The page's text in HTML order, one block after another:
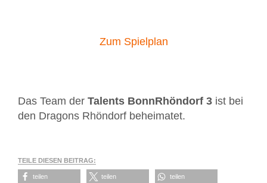
Zum Spielplan
Das Team der Talents BonnRhöndorf 3 ist bei
den Dragons Rhöndorf beheimatet.
TEILE DIESEN BEITRAG:
teilen teilen teilen